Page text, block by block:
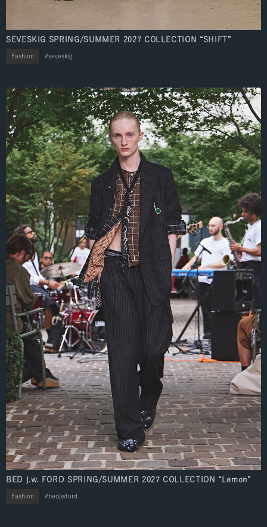
SEVESKIG SPRING/SUMMER 2027 COLLECTION “SHIFT”
Fashion seveskig
BED j.w. FORD SPRING/SUMMER 2027 COLLECTION “Lemon”
Fashion bedjwford